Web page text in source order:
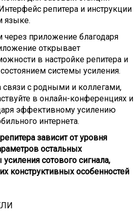
репитера и инструкции
языке.
через приложение благодаря
открывает
в настройке репитера и
системы усиления.
связи с родными и коллегами,
в онлайн-конференциях и
эффективному усилению
интернета.
зависит от уровня
остальных
сотового сигнала,
конструктивных особенностей